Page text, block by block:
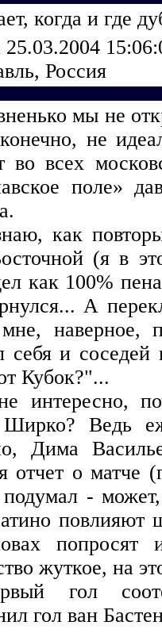
когда и где
25.03.2004
Россия
мы не
не
во всех
поле»
как
(я в
как 100%
А
мне,
себя и
Кубок?"...
интересно,
Ширко? Ведь
Дима
отчет о матче
-
повлияют
попросят
жуткое, на
гол
гол ван